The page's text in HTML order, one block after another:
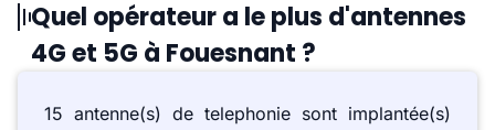
Quel opérateur a le plus d'antennes
4G et 5G à Fouesnant ?
15 antenne(s) de telephonie sont implantée(s)